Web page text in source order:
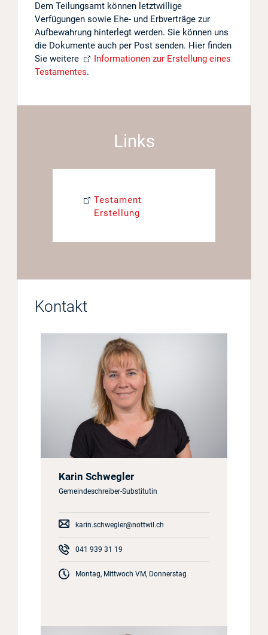
Projekte
Log in
Barrierefrei
Dem Teilungsamt können letztwillige
Verfügungen sowie Ehe- und Erbverträge zur
Aufbewahrung hinterlegt werden. Sie können uns
die Dokumente auch per Post senden. Hier finden
Sie weitere
Informationen zur Erstellung eines
Testamentes.
Links
Testament
Erstellung
Kontakt
Karin Schwegler
Gemeindeschreiber-Substitutin
karin.schwegler@nottwil.ch
041 939 31 19
Montag, Mittwoch VM, Donnerstag